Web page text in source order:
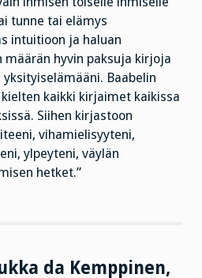
tunne tai elämys
intuitioon ja haluan
määrän hyvin paksuja kirjoja
Baabelin
kaikki kirjaimet kaikissa
Siihen kirjastoon
vihamielisyyteni,
ylpeyteni, väylän
hetket.”
da Kemppinen,